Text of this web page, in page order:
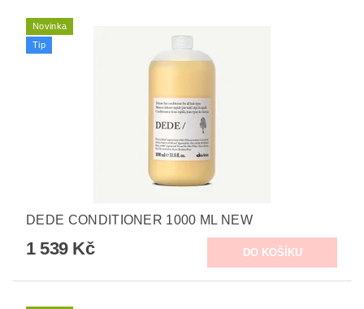
Novinka
Tip
DEDE CONDITIONER 1000 ML NEW
1 539 Kč